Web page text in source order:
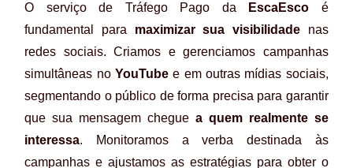
O serviço de Tráfego Pago da EscaEsco é
fundamental para maximizar sua visibilidadenas
redes sociais. Criamos e gerenciamos campanhas
simultâneas noYouTube e em outras mídias sociais,
segmentando o público de forma precisa para garantir
que sua mensagem chegue a quem realmente se
interessa. Monitoramos a verba destinada às
campanhas e ajustamos as estratégias para obter o